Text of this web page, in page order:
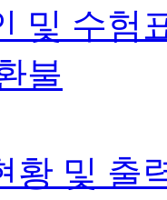
및 수험
불
황 및 출